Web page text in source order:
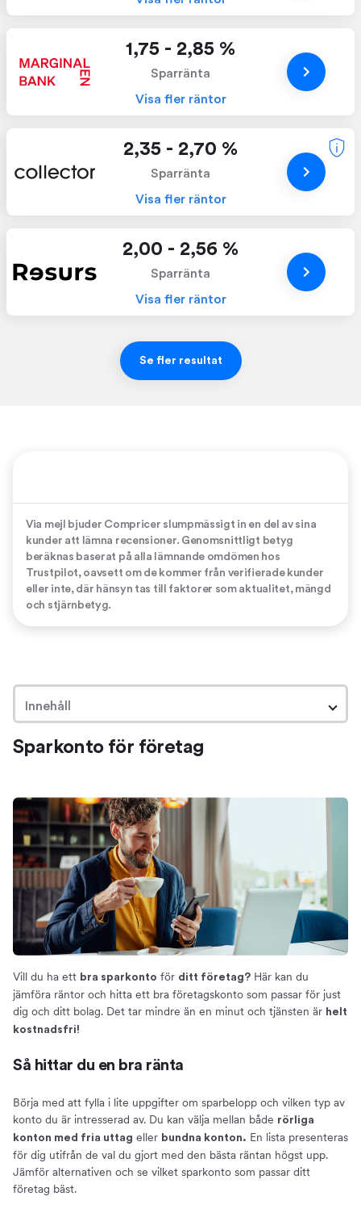
1,75 - 2,85 %
Sparränta
Visa fler räntor
2,35 - 2,70 %
Sparränta
Visa fler räntor
2,00 - 2,56 %
Sparränta
Visa fler räntor
Se fler resultat
Via mejl bjuder Compricer slumpmässigt in en del av sina
kunder att lämna recensioner. Genomsnittligt betyg
beräknas baserat på alla lämnande omdömen hos
Trustpilot, oavsett om de kommer från verifierade kunder
eller inte, där hänsyn tas till faktorer som aktualitet, mängd
och stjärnbetyg.
Innehåll
Sparkonto för företag
Fördelarna med att jämföra sparkonton på
Compricer
Så skaffar du ett bra sparkonto för ditt företag
Öppna ett sparkonto
Konton för små och stora belopp
Detta kan ett företagskonto användas till
Ränta på sparkonton för företag
Skatt på sparkonton för företag
Insättningsgarantin
Sparkonto för företag
Vill du ha ett bra sparkonto för ditt företag? Här kan du
jämföra räntor och hitta ett bra företagskonto som passar för just
dig och ditt bolag. Det tar mindre än en minut och tjänsten är helt
kostnadsfri!
Så hittar du en bra ränta
Börja med att fylla i lite uppgifter om sparbelopp och vilken typ av
konto du är intresserad av. Du kan välja mellan både rörliga
konton med fria uttag eller bundna konton. En lista presenteras
för dig utifrån de val du gjort med den bästa räntan högst upp.
Jämför alternativen och se vilket sparkonto som passar ditt
företag bäst.